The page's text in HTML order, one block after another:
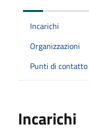
Incarichi
Organizzazioni
Punti di contatto
Incarichi